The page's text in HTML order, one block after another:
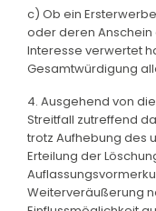
c) Ob ein
oder deren
Interesse verwertet
Gesamtwürdigung
4. Ausgehend von
Streitfall zutreffend
trotz Aufhebung des
Erteilung der
Weiterveräußerung